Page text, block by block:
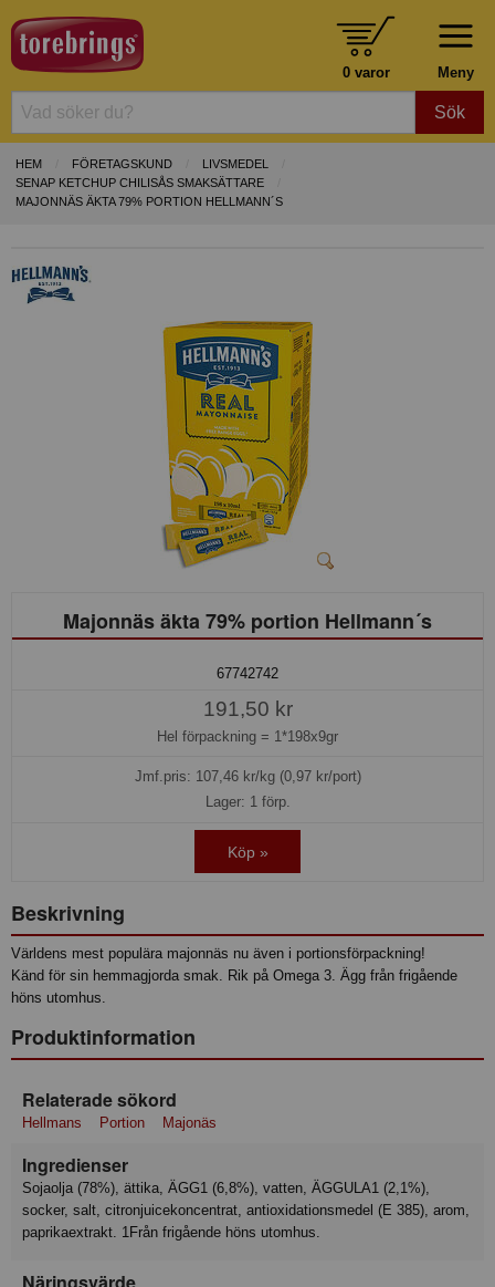
Meny
0 varor
Sök
HEM FÖRETAGSKUND
LIVSMEDEL
SENAP KETCHUP CHILISÅS SMAKSÄTTARE
MAJONNÄS ÄKTA 79% PORTION HELLMANN´S
Majonnäs äkta 79% portion Hellmann´s
67742742
191,50 kr
Hel förpackning = 1*198x9gr
Jmf.pris: 107,46kr/kg (0,97 kr/port)
Lager: 1 förp.
Köp »
Beskrivning
Världens mest populära majonnäs nu även i portionsförpackning!
Känd för sin hemmagjorda smak. Rik på Omega 3. Ägg från frigående
höns utomhus.
Produktinformation
Relaterade sökord
Hellmans Portion Majonäs
Ingredienser
Sojaolja (78%), ättika, ÄGG1 (6,8%), vatten, ÄGGULA1 (2,1%),
socker, salt, citronjuicekoncentrat, antioxidationsmedel (E 385), arom,
paprikaextrakt. 1Från frigående höns utomhus.
Näringsvärde